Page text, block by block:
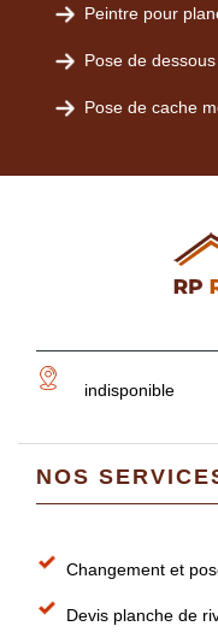
Peintre pour
Pose de
Pose de cache
indisponible
NOS
Changement et
Devis planche de